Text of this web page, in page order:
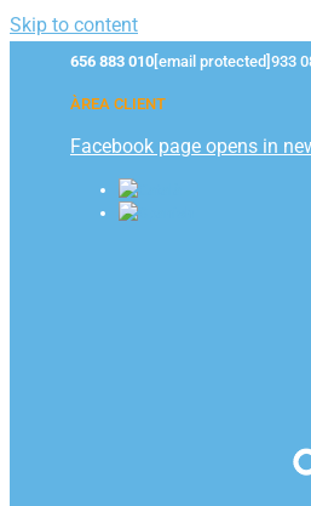
Skip to content
656 883 010 [email protected] 933
ÀREA CLIENT
Facebook page opens in